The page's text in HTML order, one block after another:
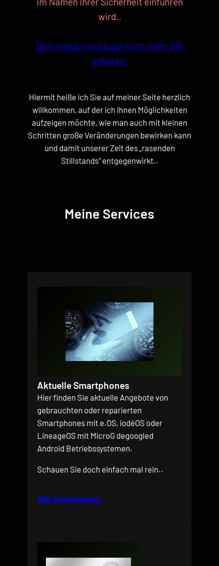
wird..
Dein Handy wird bald nicht mehr DIR
gehören!
Hiermit heiße ich Sie auf meiner Seite herzlich
willkommen, auf der ich Ihnen Möglichkeiten
aufzeigen möchte, wie man auch mit kleinen
Schritten große Veränderungen bewirken kann
und damit unserer Zeit des „rasenden
Stillstands“ entgegenwirkt..
Meine Services
Aktuelle Smartphones
Hier finden Sie aktuelle Angebote von
gebrauchten oder reparierten
Smartphones mit e.OS, iodéOS oder
LineageOS mit MicroG degoogled
Android Betriebssystemen.
Schauen Sie doch einfach mal rein..
Alle Smartphones